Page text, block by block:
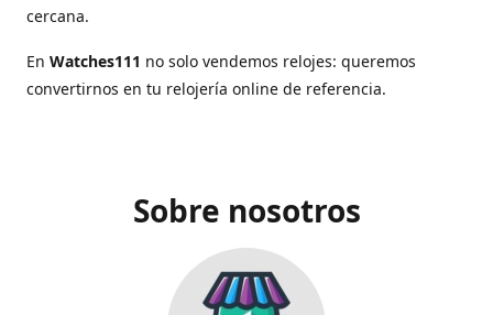
cercana.
En Watches111 no solo vendemos relojes: queremos
convertirnos en tu relojería online de referencia.
Sobre nosotros